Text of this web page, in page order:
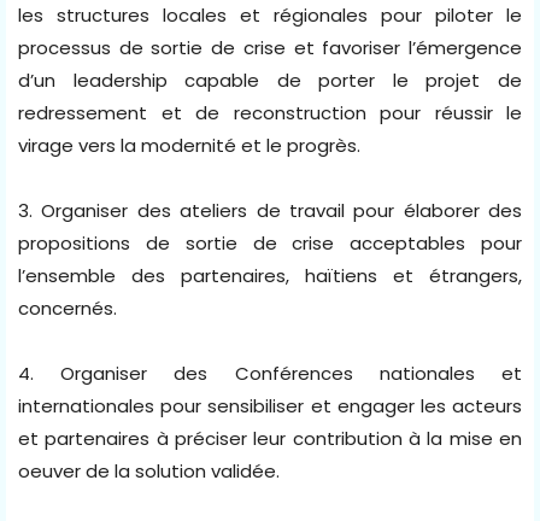
les structures locales et régionales pour piloter le
processus de sortie de crise et favoriser l’émergence
d’un leadership capable de porter le projet de
redressement et de reconstruction pour réussir le
virage vers la modernité et le progrès.
3. Organiser des ateliers de travail pour élaborer des
propositions de sortie de crise acceptables pour
l’ensemble des partenaires, haïtiens et étrangers,
concernés.
4. Organiser des Conférences nationales et
internationales pour sensibiliser et engager les acteurs
et partenaires à préciser leur contribution à la mise en
oeuver de la solution validée.